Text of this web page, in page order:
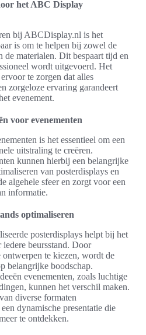
het ABC Display
bij ABCDisplay.nl is het
is om te helpen bij zowel de
de materialen. Dit bespaart tijd en
wordt uitgevoerd. Het
te zorgen dat alles
zorgeloze ervaring garandeert
evenement.
voor evenementen
is het essentieel om een
uitstraling te creëren.
kunnen hierbij een belangrijke
van posterdisplays en
algehele sfeer en zorgt voor een
informatie.
optimaliseren
posterdisplays helpt bij het
iedere beursstand. Door
te kiezen, wordt de
belangrijke boodschap.
evenementen, zoals luchtige
kunnen het verschil maken.
diverse formaten
dynamische presentatie die
te ontdekken.